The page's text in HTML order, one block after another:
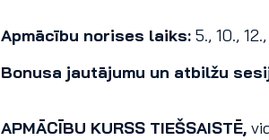
Apmācību norises laiks: 5., 10.,
Bonusa jautājumu un atbilžu
APMĀCĪBU KURSS TIEŠSAISTĒ,